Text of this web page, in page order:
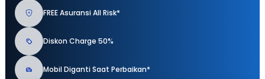
FREE Asuransi All Risk*
Diskon Charge 50%
Mobil Diganti Saat Perbaikan*